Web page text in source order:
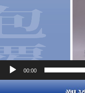
00:00